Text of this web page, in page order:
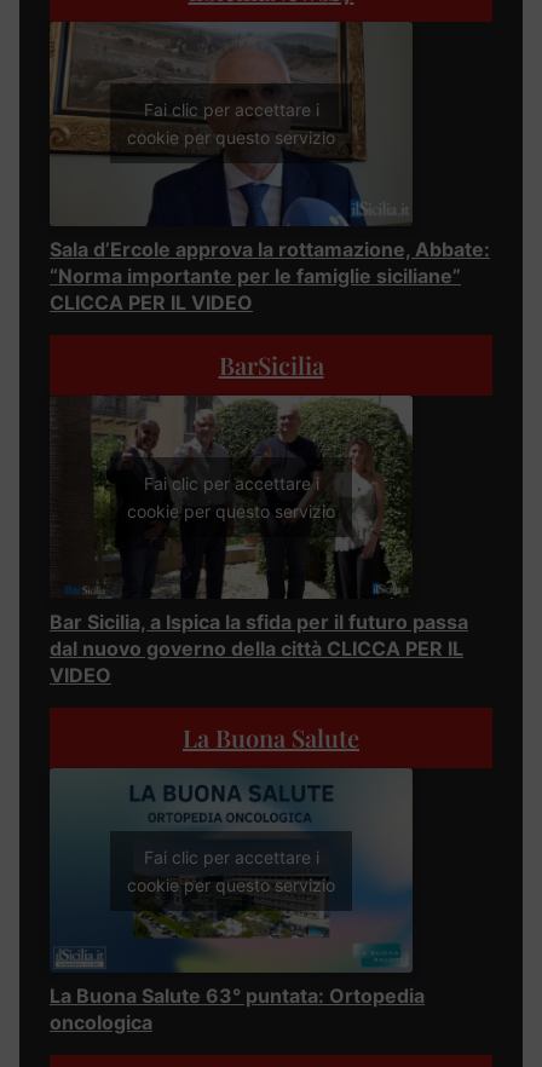
Fai clic per accettare i
cookie per questo servizio
Sala d’Ercole approva la rottamazione, Abbate:
“Norma importante per le famiglie siciliane”
CLICCA PER IL VIDEO
BarSicilia
Fai clic per accettare i
cookie per questo servizio
Bar Sicilia, a Ispica la sfida per il futuro passa
dal nuovo governo della città CLICCA PER IL
VIDEO
La Buona Salute
Fai clic per accettare i
cookie per questo servizio
La Buona Salute 63° puntata: Ortopedia
oncologica